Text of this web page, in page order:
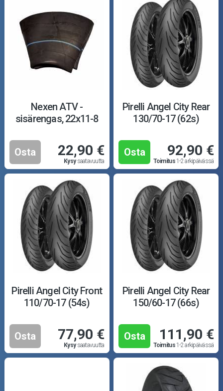
Nexen ATV -
sisärengas, 22x11-8
Osta 22,90 €
Kysysaatavuutta
Pirelli Angel City Rear
130/70-17 (62s)
Osta 92,90 €
Toimitus1-2 arkipäivässä
Pirelli Angel City Front
110/70-17 (54s)
Osta 77,90 €
Kysysaatavuutta
Pirelli Angel City Rear
150/60-17 (66s)
Osta 111,90 €
Toimitus1-2 arkipäivässä